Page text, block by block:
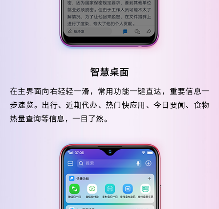
智慧桌面
在主界面向右轻轻一滑，常用功能一键直达，重要信息一
步速览。出行、近期代办、热门快应用、今日要闻、食物
热量查询等信息，一目了然。